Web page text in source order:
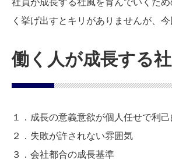
く挙げ出すとキリがありませんが、
働く人が成長する
１．成長の意義意欲が個人任せで利己
２．失敗が許されない雰囲気
３．会社都合の成長基準